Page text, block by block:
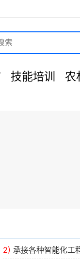
技能培训 农
2) 承接各种智能化工